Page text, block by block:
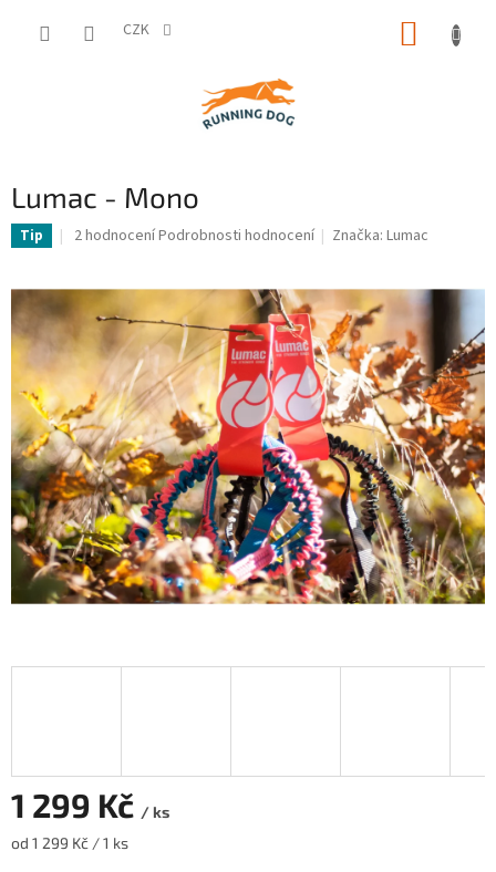
CZK
Lumac - Mono
Tip
Průměrné
je
z
5
hvězdiček.
2 hodnoceníPodrobnosti hodnocení Značka:Lumac
1 299 Kč / ks
Měrná
od 1 299 Kč / 1 ks